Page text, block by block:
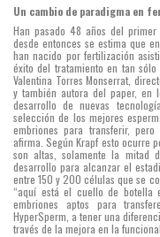
Un cambio de paradigma en
Han pasado 48 años del
desde entonces se estima que
han nacido por fertilización
éxito del tratamiento en tan
Valentina Torres Monserrat,
y también autora del paper, en
desarrollo de nuevas
selección de los mejores
embriones para transferir,
afirma. Según Krapf esto ocurre
son altas, solamente la mitad
desarrollo para alcanzar el
entre 150 y 200 células que se
“aquí está el cuello de botella
embriones aptos para
HyperSperm, a tener una
través de la mejora en la
de
Rosario
(IBR,
CONICET-
UNR)
cofundador
de
Fecundis,